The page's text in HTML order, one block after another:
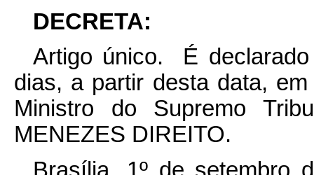
DECRETA:
Artigo único. É
dias, a partir desta data,
Ministro do Supremo
MENEZES DIREITO.
Brasília, 1º de setembro